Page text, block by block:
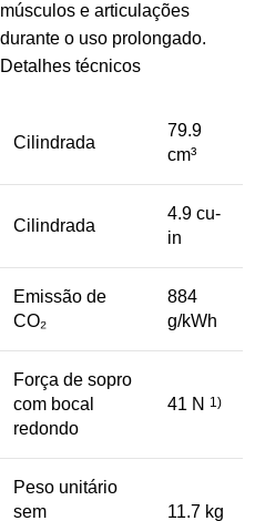
músculos e articulações
durante o uso prolongado.
Detalhes técnicos
Cilindrada
79.9
cm³
Cilindrada
4.9 cu-
in
Emissão de
CO₂
884
g/kWh
Força de sopro
com bocal
redondo
41 N 1)
Peso unitário
sem
11.7 kg